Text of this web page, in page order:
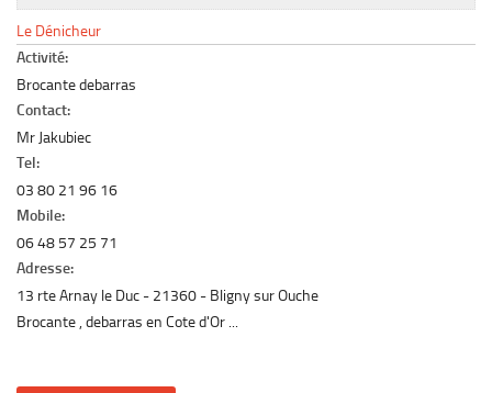
Le marché du mobilier d’occasion
Insertion Annuaire
Contact
Le Dénicheur
Activité:
Brocante debarras
Contact:
Mr Jakubiec
Tel:
03 80 21 96 16
Mobile:
06 48 57 25 71
Adresse:
13 rte Arnay le Duc 21360
Bligny sur Ouche
Brocante , debarras en Cote d'Or ...